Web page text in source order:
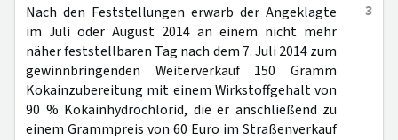
3
Nach den Feststellungen erwarb der Angeklagte
im Juli oder August 2014 an einem nicht mehr
näher feststellbaren Tag nach dem 7. Juli 2014 zum
gewinnbringenden Weiterverkauf 150 Gramm
Kokainzubereitung mit einem Wirkstoffgehalt von
90 % Kokainhydrochlorid, die er anschließend zu
einem Grammpreis von 60 Euro im Straßenverkauf